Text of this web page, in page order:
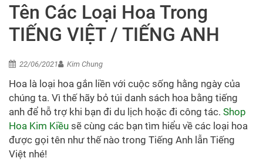
Tên Các Loại Hoa Trong
TIẾNG VIỆT / TIẾNG ANH
22/06/2021 Kim Chung
Hoa là loại hoa gắn liền với cuộc sống hằng ngày của
chúng ta. Vì thế hãy bỏ túi danh sách hoa bằng tiếng
anh để hỗ trợ khi bạn đi du lịch hoặc đi công tác. Shop
Hoa Kim Kiều sẽ cùng các bạn tìm hiểu về các loại hoa
được gọi tên như thế nào trong Tiếng Anh lẫn Tiếng
Việt nhé!